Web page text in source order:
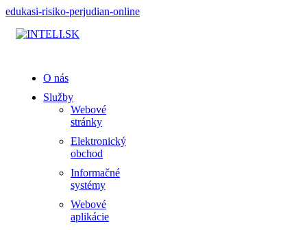
edukasi-risiko-perjudian-online
O nás
Služby
Webové
stránky
Elektronický
obchod
Informačné
systémy
Webové
aplikácie